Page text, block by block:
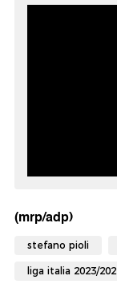
(mrp/adp)
stefano pioli
liga italia 2023/